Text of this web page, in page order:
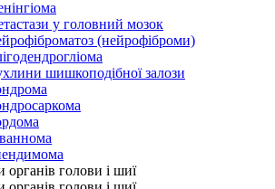
у головний мозок
(нейрофіброми)
шишкоподібної залози
голови і шиї